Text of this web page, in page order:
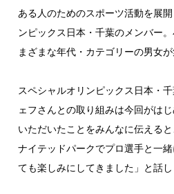
ある人のためのスポーツ活動を展
ンピックス日本・千葉のメンバー
まざまな年代・カテゴリーの男女が
スペシャルオリンピックス日本・
ェフさんとの取り組みは今回がは
いただいたことをみんなに伝える
ナイテッドパークでプロ選手と一
ても楽しみにしてきました」と話し